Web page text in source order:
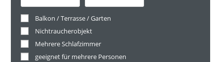
Balkon / Terrasse / Garten
Nichtraucherobjekt
Mehrere Schlafzimmer
geeignet für mehrere Personen